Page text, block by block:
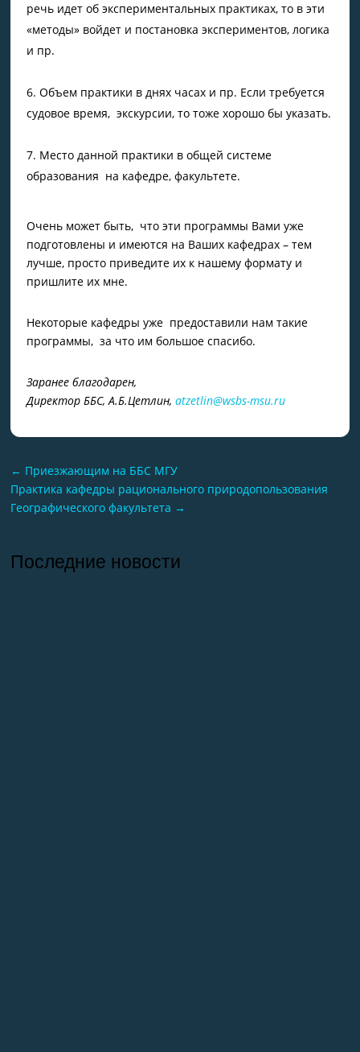
речь идет об экспериментальных практиках, то в эти
«методы» войдет и постановка экспериментов, логика
и пр.
Объем практики в днях часах и пр. Если требуется
судовое время, экскурсии, то тоже хорошо бы указать.
Место данной практики в общей системе
образования на кафедре, факультете.
Очень может быть, что эти программы Вами уже
подготовлены и имеются на Ваших кафедрах – тем
лучше, просто приведите их к нашему формату и
пришлите их мне.
Некоторые кафедры уже предоставили нам такие
программы, за что им большое спасибо.
Заранее благодарен,
Директор ББС, А.Б.Цетлин,atzetlin@wsbs-msu.ru
← Приезжающим на ББС МГУ
Практика кафедры рационального природопользования
Географического факультета →
Последние новости